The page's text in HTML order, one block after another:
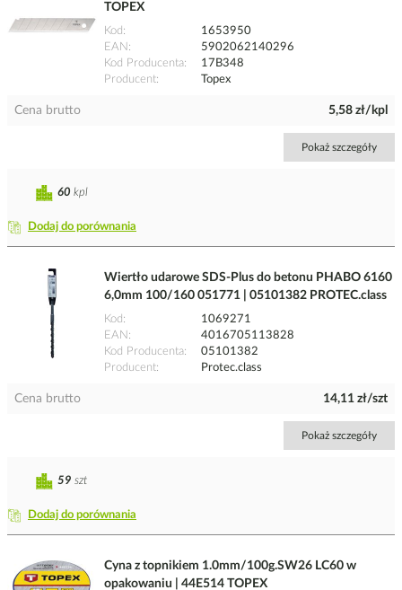
TOPEX
Kod
1653950
EAN
5902062140296
Kod Producenta
17B348
Producent
Topex
Cena brutto 5,58 zł/kpl
Pokaż szczegóły
Dodaj do porównania
60 kpl
Wiertło udarowe SDS-Plus do betonu PHABO 6160
6,0mm 100/160 051771 | 05101382 PROTEC.class
Kod
1069271
EAN
4016705113828
Kod Producenta
05101382
Producent
Protec.class
Cena brutto 14,11 zł/szt
Pokaż szczegóły
Dodaj do porównania
59 szt
Cyna z topnikiem 1.0mm/100g.SW26 LC60 w
opakowaniu | 44E514 TOPEX